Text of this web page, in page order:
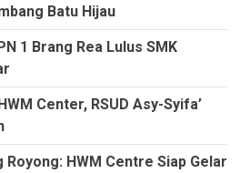
Batu Hijau
1 Brang Rea Lulus SMK
Center, RSUD Asy-Syifa’
Royong: HWM Centre Siap Gelar